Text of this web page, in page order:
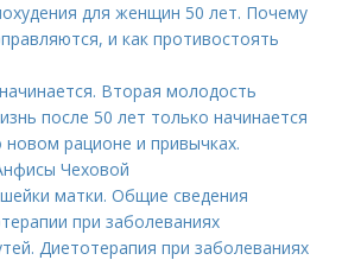
для женщин 50 лет. Почему
и как противостоять
Вторая молодость
после 50 лет только начинается
рационе и привычках.
Чеховой
матки. Общие сведения
при заболеваниях
Диетотерапия при заболеваниях